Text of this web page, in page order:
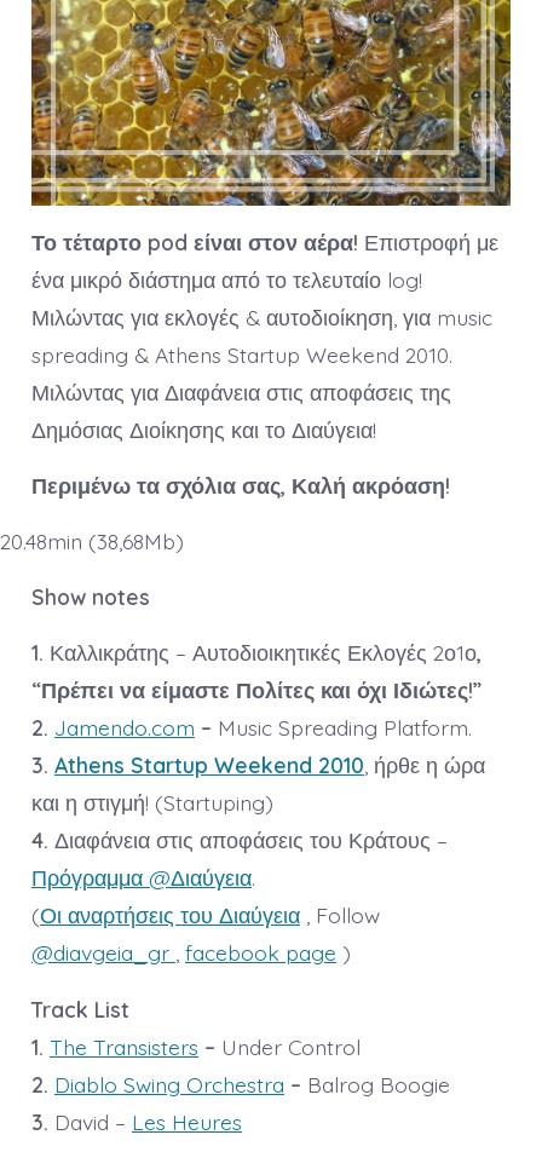
Το τέταρτο pod είναι στον αέρα! Επιστροφή με
ένα μικρό διάστημα από το τελευταίο log!
Μιλώντας για εκλογές & αυτοδιοίκηση, για music
spreading & Athens Startup Weekend 2010.
Μιλώντας για Διαφάνεια στις αποφάσεις της
Δημόσιας Διοίκησης και το Διαύγεια!
Περιμένω τα σχόλια σας, Καλή ακρόαση!
20.48min (38,68Mb)
Show notes
1. Καλλικράτης – Αυτοδιοικητικές Εκλογές 2ο1ο,
“Πρέπει να είμαστε Πολίτες και όχι Ιδιώτες!”
2. Jamendo.com – Music Spreading Platform.
3. Athens Startup Weekend 2010, ήρθε η ώρα
και η στιγμή! (Startuping)
4. Διαφάνεια στις αποφάσεις του Κράτους –
Πρόγραμμα @Διαύγεια.
(Οι αναρτήσεις του Διαύγεια, Follow
@diavgeia_gr , facebook page )
Track List
1. The Transisters – Under Control
2. Diablo Swing Orchestra – Balrog Boogie
3. David – Les Heures